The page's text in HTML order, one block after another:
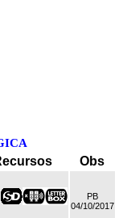
Obs
PB
04/10/2017